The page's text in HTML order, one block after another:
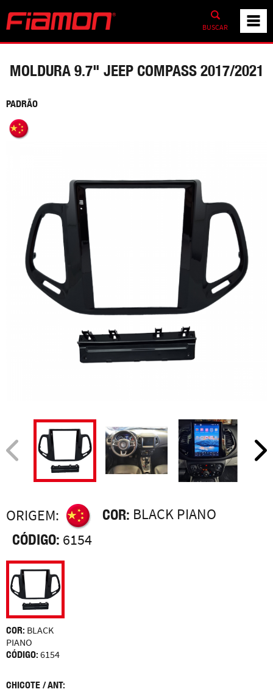
BUSCAR
MOLDURA 9.7" JEEP COMPASS 2017/2021
PADRÃO
ORIGEM: COR: BLACK PIANO
CÓDIGO: 6154
COR: BLACK
PIANO
CÓDIGO: 6154
CHICOTE / ANT: